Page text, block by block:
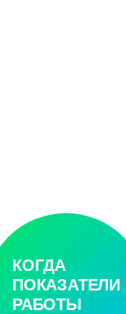
КОГДА
ПОКАЗАТЕЛИ
РАБОТЫ